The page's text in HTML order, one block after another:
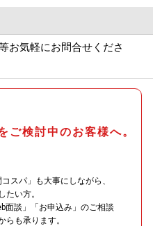
お気軽にお問合せくださ
ご検討中のお客様へ。
スパ」も大事にしながら、
たい方。
面談」「お申込み」のご相談
らも承ります。